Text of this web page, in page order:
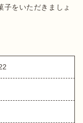
子をいただきましょ